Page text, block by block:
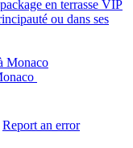
Report an error